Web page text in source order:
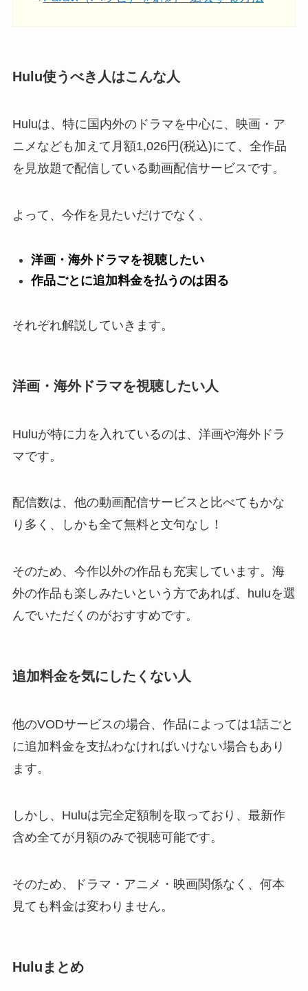
Hulu使うべき人はこんな人
Huluは、特に国内外のドラマを中心に、映画・ア
ニメなども加えて月額1,026円(税込)にて、全作品
を見放題で配信している動画配信サービスです。
よって、今作を見たいだけでなく、
洋画・海外ドラマを視聴したい
作品ごとに追加料金を払うのは困る
それぞれ解説していきます。
洋画・海外ドラマを視聴したい人
Huluが特に力を入れているのは、洋画や海外ドラ
マです。
配信数は、他の動画配信サービスと比べてもかな
り多く、しかも全て無料と文句なし！
そのため、今作以外の作品も充実しています。海
外の作品も楽しみたいという方であれば、huluを選
んでいただくのがおすすめです。
追加料金を気にしたくない人
他のVODサービスの場合、作品によっては1話ごと
に追加料金を支払わなければいけない場合もあり
ます。
しかし、Huluは完全定額制を取っており、最新作
含め全てが月額のみで視聴可能です。
そのため、ドラマ・アニメ・映画関係なく、何本
見ても料金は変わりません。
Huluまとめ